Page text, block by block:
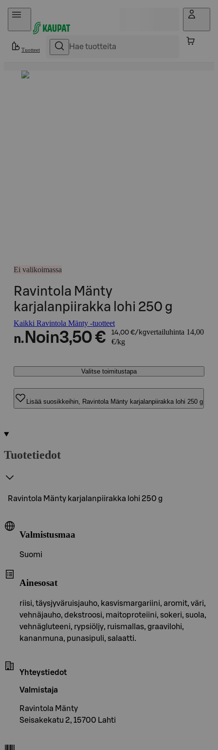
Hyppää sisältöön
Tuotteet
Ei valikoimassa
Ravintola Mänty
karjalanpiirakka lohi 250 g
Kaikki Ravintola Mänty -tuotteet
n. Noin3,50 € 14,00 €/kgvertailuhinta 14,00
€/kg
Valitse toimitustapa
Lisää suosikkeihin, Ravintola Mänty karjalanpiirakka lohi 250 g
Tuotetiedot
Ravintola Mänty karjalanpiirakka lohi 250 g
Valmistusmaa
Suomi
Ainesosat
riisi, täysjyväruisjauho, kasvismargariini, aromit, väri,
vehnäjauho, dekstroosi, maitoproteiini, sokeri, suola,
vehnägluteeni, rypsiöljy, ruismallas, graavilohi,
kananmuna, punasipuli, salaatti.
Yhteystiedot
Valmistaja
Ravintola Mänty
Seisakekatu 2, 15700 Lahti